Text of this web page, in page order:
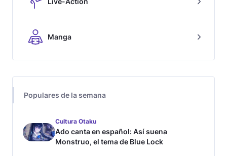
Manga
Populares de la semana
Cultura Otaku
Ado canta en español: Así suena
Monstruo, el tema de Blue Lock